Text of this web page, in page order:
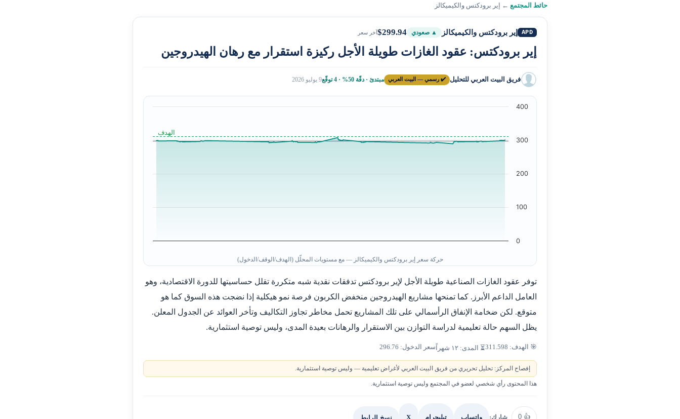
حائط المجتمع ← إير برودكتس والكيميكالز
APD إير برودكتس والكيميكالز ▲ صعودي $299.94آخر سعر
إير برودكتس: عقود الغازات طويلة الأجل ركيزة استقرار مع رهان الهيدروجين
فريق البيت العربي للتحليل ✔️ رسمي — البيت العربي مبتدئ · دقّة 50% · 4 توقّع 9 يوليو 2026
الهدف
0
100
200
300
400
حركة سعر إير برودكتس والكيميكالز — مع مستويات المحلّل (الهدف/الوقف/الدخول)
توفر عقود الغازات الصناعية طويلة الأجل لإير برودكتس تدفقات نقدية شبه متكررة تقلل حساسيتها للدورة الاقتصادية، وهو
العامل الداعم الأبرز. كما تمنحها مشاريع الهيدروجين منخفض الكربون فرصة نمو هيكلية إذا نضجت هذه السوق كما هو
متوقع. لكن ضخامة الإنفاق الرأسمالي على تلك المشاريع تحمل مخاطر تجاوز التكاليف وتأخر العوائد عن الجدول المعلن.
يظل السهم حالة تعليمية لدراسة التوازن بين الاستقرار والرهانات بعيدة المدى، وليس توصية استثمارية.
🎯 الهدف: 311.598 ⏳ المدى: ١٢ شهراً سعر الدخول: 296.76
إفصاح المركز: تحليل تحريري من فريق البيت العربي لأغراض تعليمية — وليس توصية استثمارية.
هذا المحتوى رأي شخصي لعضو في المجتمع وليس توصية استثمارية.
👍
0 شارك: واتساب تيليجرام X نسخ الرابط